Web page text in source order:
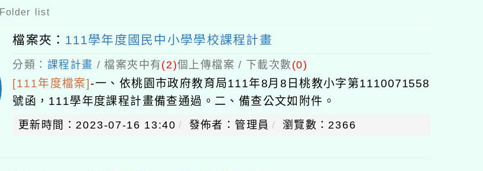
Folder list
檔案夾： 111學年度國民中小學學校課程計畫
分類： 課程計畫 / 檔案夾中有(2)個上傳檔案 / 下載次數(0)
[111年度檔案]-一、依桃園市政府教育局111年8月8日桃教小字第1110071558
號函，111學年度課程計畫備查通過。二、備查公文如附件。
更新時間：2023-07-16 13:40 發佈者：管理員 瀏覽數：2366